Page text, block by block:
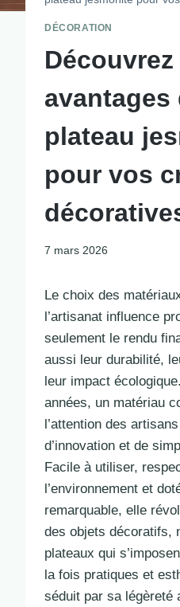
DÉCORATION
Découvrez
avantages
plateau
pour vos
7 mars 2026
Le choix des
l’artisanat influence
seulement le rendu
aussi leur durabilité,
leur impact
années, un matériau
l’attention des
d’innovation et de
Facile à utiliser,
l’environnement et
remarquable, elle
des objets décoratifs,
plateaux qui
la fois pratiques et
séduit par sa légèreté